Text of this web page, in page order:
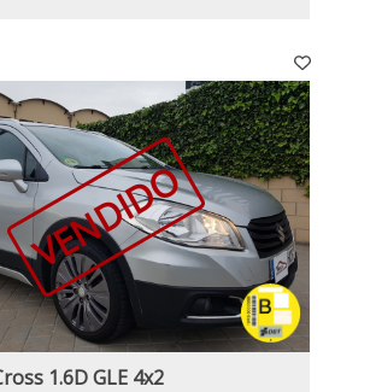
VENDIDO
1.6D GLE 4x2